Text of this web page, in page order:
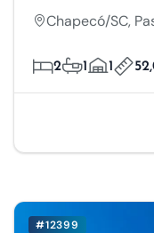
Chapecó/SC,
2 1 1
#12399